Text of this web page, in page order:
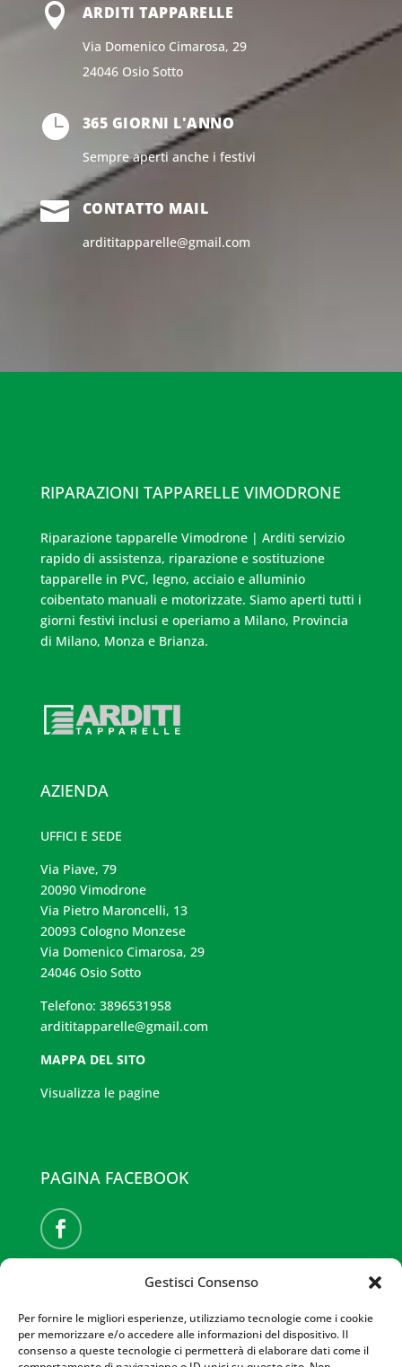
Gestisci Consenso
Per fornire le migliori esperienze, utilizziamo tecnologie come i cookie
per memorizzare e/o accedere alle informazioni del dispositivo. Il
consenso a queste tecnologie ci permetterà di elaborare dati come il
 ARDITI TAPPARELLE
Via Domenico Cimarosa, 29
24046 Osio Sotto
 365 GIORNI L'ANNO
Sempre aperti anche i festivi
 CONTATTO MAIL
ardititapparelle@gmail.com
RIPARAZIONI TAPPARELLE VIMODRONE
Riparazione tapparelle Vimodrone | Arditi servizio
rapido di assistenza, riparazione e sostituzione
tapparelle in PVC, legno, acciaio e alluminio
coibentato manuali e motorizzate. Siamo aperti tutti i
giorni festivi inclusi e operiamo a Milano, Provincia
di Milano, Monza e Brianza.
AZIENDA
UFFICI E SEDE
Via Piave, 79
20090 Vimodrone
Via Pietro Maroncelli, 13
20093 Cologno Monzese
Via Domenico Cimarosa, 29
24046 Osio Sotto
Telefono: 3896531958
ardititapparelle@gmail.com
MAPPA DEL SITO
Visualizza le pagine
PAGINA FACEBOOK
MILANO E BRIANZA
LISSONE
COLOGNO MONZESE